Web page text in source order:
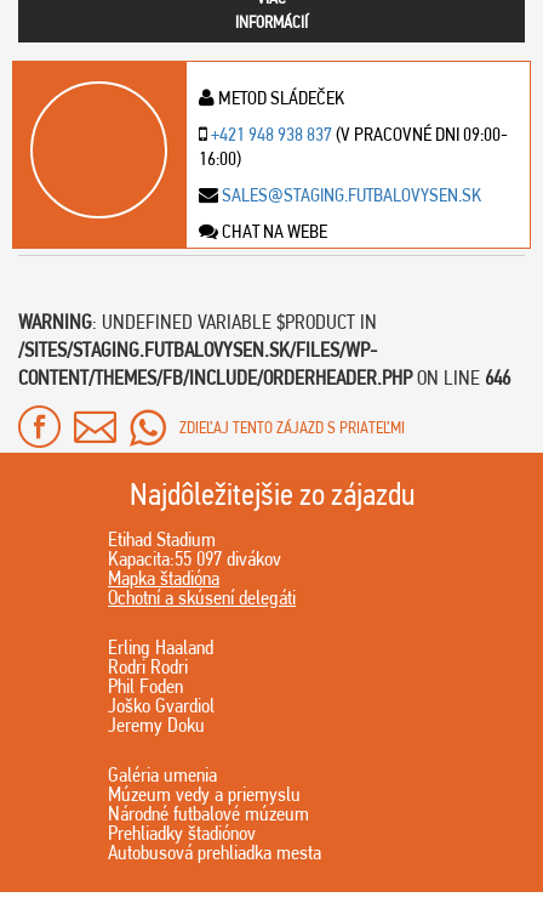
INFORMÁCIÍ
METOD SLÁDEČEK
+421 948 938 837(V PRACOVNÉ DNI 09:00-
16:00)
SALES@STAGING.FUTBALOVYSEN.SK
CHAT NA WEBE
WARNING: UNDEFINED VARIABLE $PRODUCT IN
/SITES/STAGING.FUTBALOVYSEN.SK/FILES/WP-
CONTENT/THEMES/FB/INCLUDE/ORDERHEADER.PHPON LINE 646
ZDIEĽAJ TENTO ZÁJAZD S PRIATEĽMI
Najdôležitejšie zo zájazdu
Etihad Stadium
Kapacita:55 097 divákov
Mapka štadióna
Ochotní a skúsení delegáti
Erling Haaland
Rodri Rodri
Phil Foden
Joško Gvardiol
Jeremy Doku
Galéria umenia
Múzeum vedy a priemyslu
Národné futbalové múzeum
Prehliadky štadiónov
Autobusová prehliadka mesta